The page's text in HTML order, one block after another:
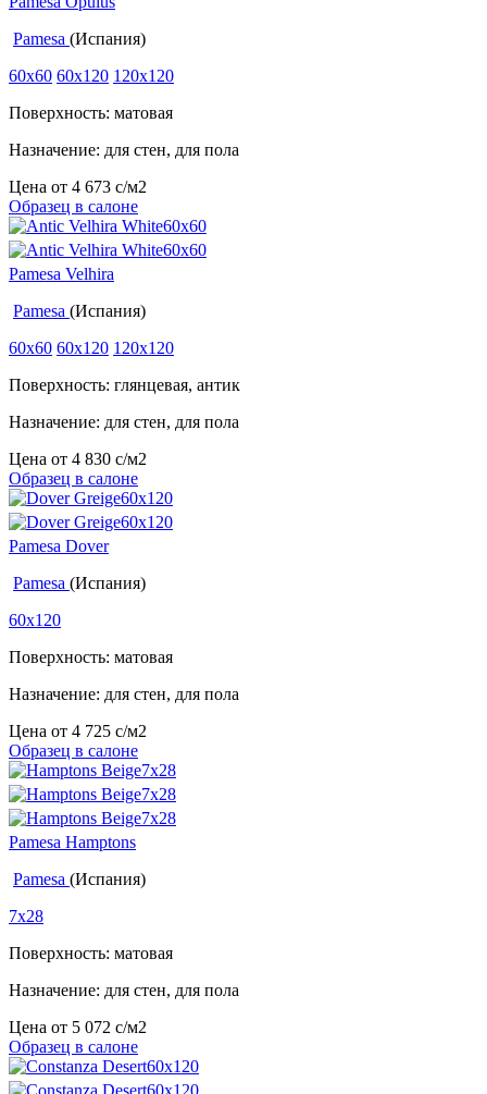
Pamesa (Испания)
60x60 60x120 120x120
Поверхность: матовая
Назначение: для стен, для пола
Цена от 4 673 c/м2
Образец в салоне
Pamesa Velhira
Pamesa (Испания)
60x60 60x120 120x120
Поверхность: глянцевая, антик
Назначение: для стен, для пола
Цена от 4 830 c/м2
Образец в салоне
Pamesa Dover
Pamesa (Испания)
60x120
Поверхность: матовая
Назначение: для стен, для пола
Цена от 4 725 c/м2
Образец в салоне
Pamesa Hamptons
Pamesa (Испания)
7x28
Поверхность: матовая
Назначение: для стен, для пола
Цена от 5 072 c/м2
Образец в салоне